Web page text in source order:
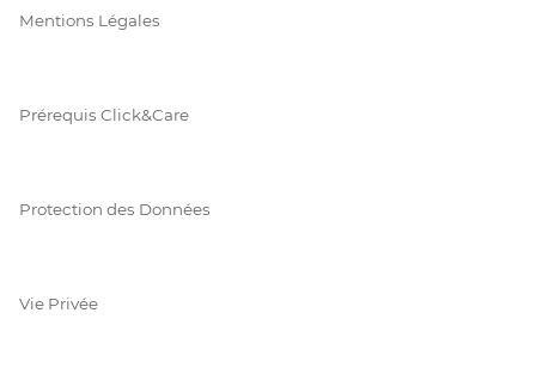
Mentions Légales
Prérequis Click&Care
Protection des Données
Vie Privée